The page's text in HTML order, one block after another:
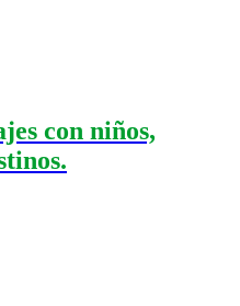
con niños,